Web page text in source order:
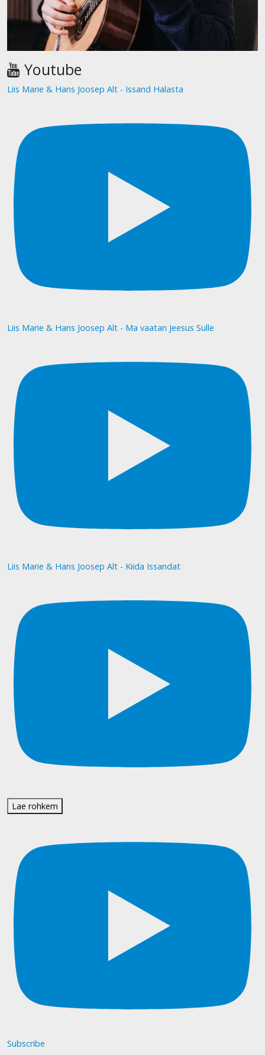
Youtube
Liis Marie & Hans Joosep Alt - Issand Halasta
Liis Marie & Hans Joosep Alt - Ma vaatan Jeesus Sulle
Liis Marie & Hans Joosep Alt - Kiida Issandat
Lae rohkem
Subscribe